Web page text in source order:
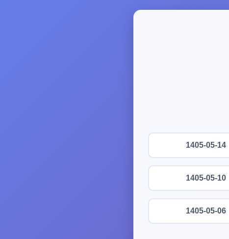
1405-05-14
1405-05-10
1405-05-06